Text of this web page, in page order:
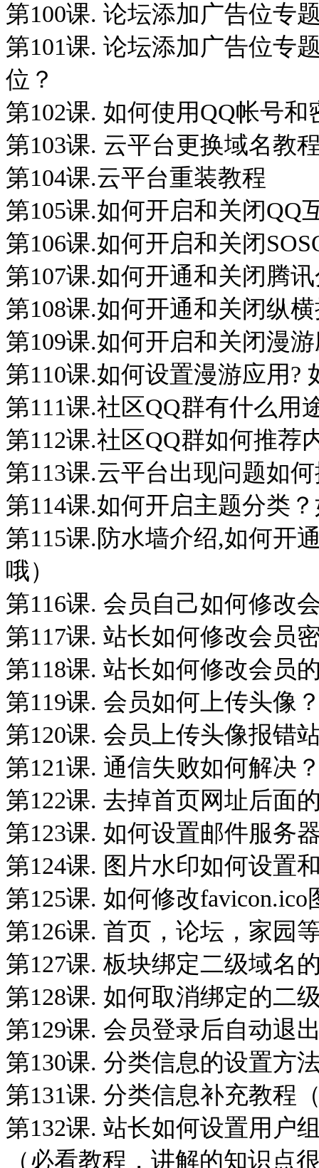
第100课. 论坛添加广告位专
第101课. 论坛添加广告位专
位？
第102课. 如何使用QQ帐号
第103课. 云平台更换域名教
第104课.云平台重装教程
第105课.如何开启和关闭QQ
第106课.如何开启和关闭
第107课.如何开通和关闭腾
第108课.如何开通和关闭纵
第109课.如何开启和关闭漫
第110课.如何设置漫游应用?
第111课.社区QQ群有什么用
第112课.社区QQ群如何推荐
第113课.云平台出现问题如
第114课.如何开启主题分类
第115课.防水墙介绍,如何开
哦）
第116课. 会员自己如何修改
第117课. 站长如何修改会员
第118课. 站长如何修改会员
第119课. 会员如何上传头像
第120课. 会员上传头像报错
第121课. 通信失败如何解决
第122课. 去掉首页网址后面
第123课. 如何设置邮件服务
第124课. 图片水印如何设置
第125课. 如何修改favicon.ico
第126课. 首页，论坛，家园
第127课. 板块绑定二级域名
第128课. 如何取消绑定的二
第129课. 会员登录后自动退
第130课. 分类信息的设置方
第131课. 分类信息补充教程
第132课. 站长如何设置用户
（必看教程，讲解的知识点